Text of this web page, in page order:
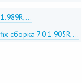
сборка 7.0.1.905R,...